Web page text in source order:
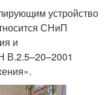
устройство
СНиП
и
В.2.5–20–2001